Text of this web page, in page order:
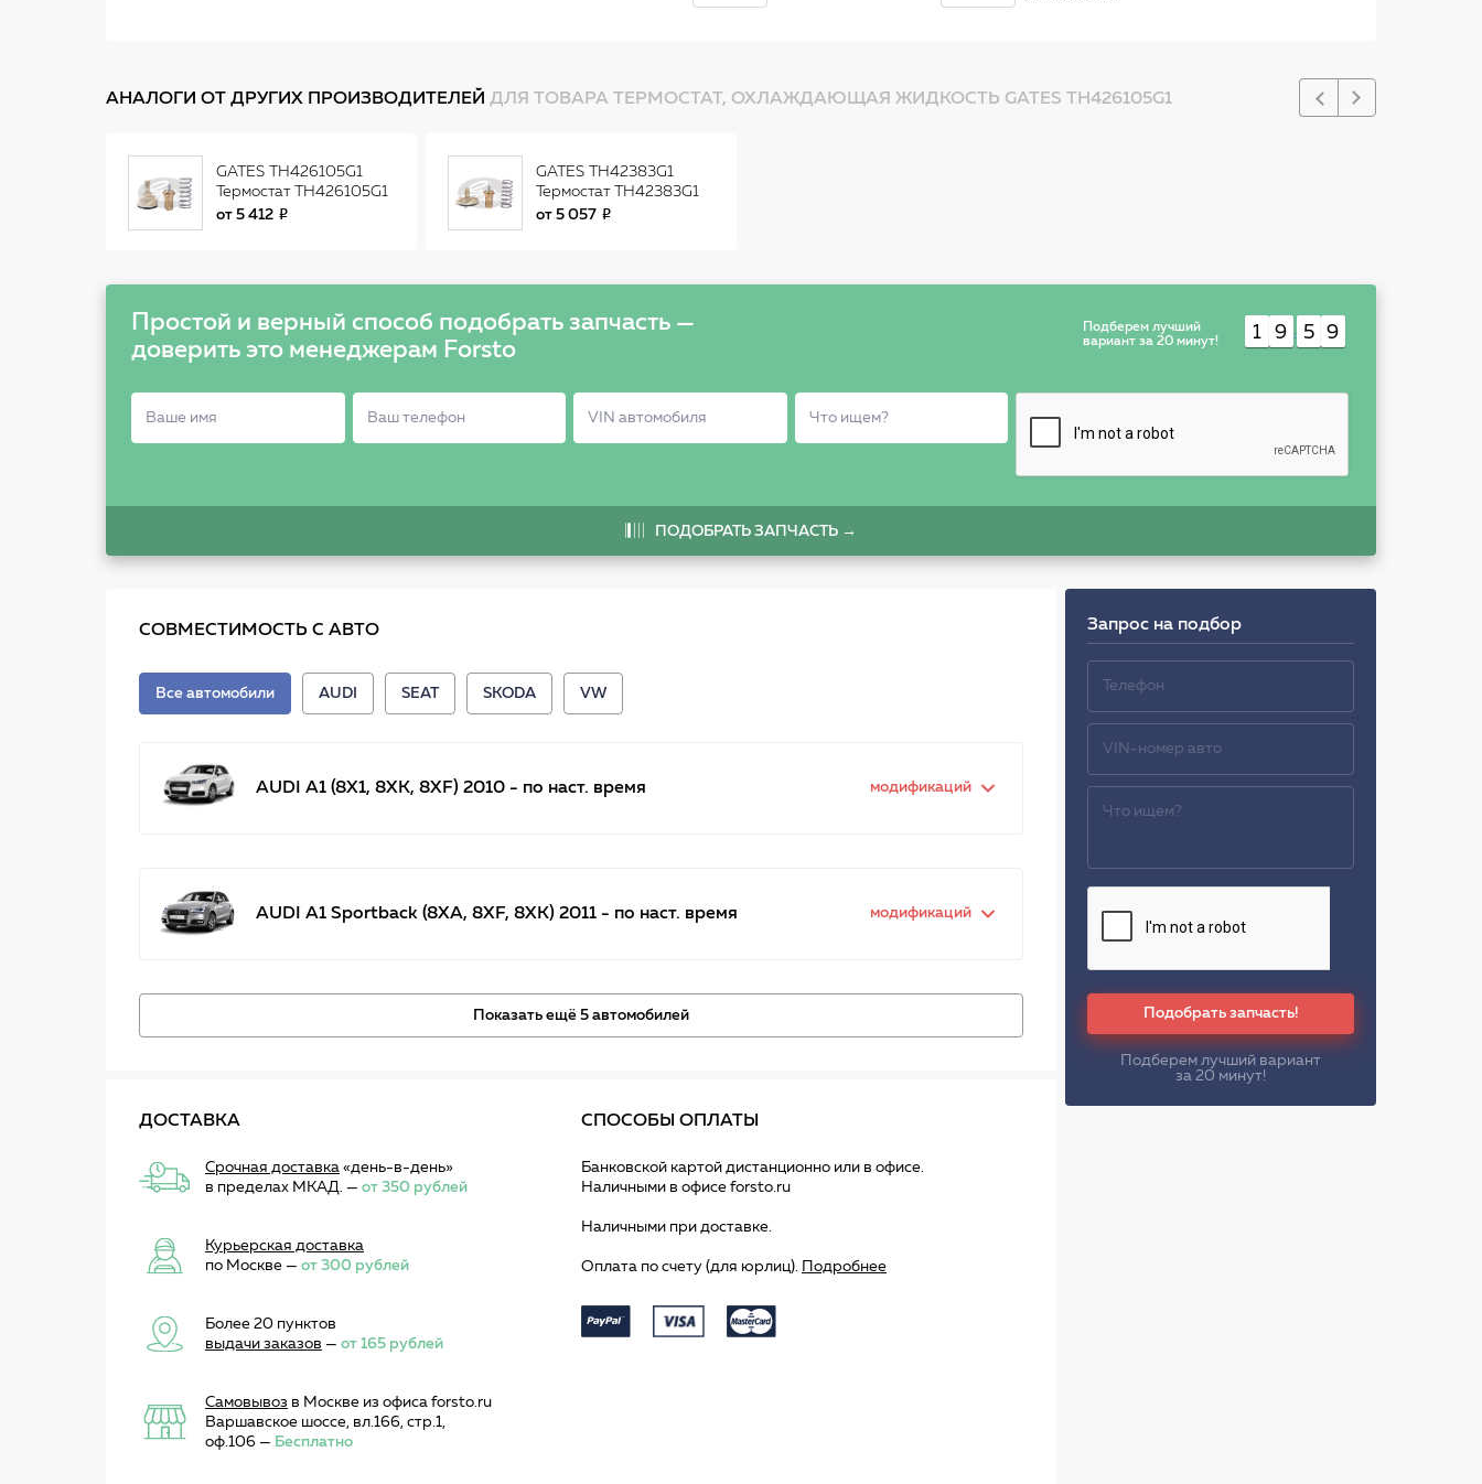
АНАЛОГИ ОТ ДРУГИХ ПРОИЗВОДИТЕЛЕЙ ДЛЯ ТОВАРА ТЕРМОСТАТ, ОХЛАЖДАЮЩАЯ ЖИДКОСТЬ GATES TH426105G1
GATES TH426105G1
Термостат TH426105G1
(7412-10594)
от 5 412
GATES TH42383G1
Термостат TH42383G1
(7412-10591)
от 5 057
Простой и верный способ подобрать запчасть —
доверить это менеджерам Forsto
Подберем лучший
вариант за 20 минут!
1 9 : 5 9
ПОДОБРАТЬ ЗАПЧАСТЬ →
СОВМЕСТИМОСТЬ С АВТО
Все автомобили AUDI SEAT SKODA VW
AUDI A1 (8X1, 8XK, 8XF) 2010 - по наст. время модификаций
AUDI A1 Sportback (8XA, 8XF, 8XK) 2011 - по наст. время модификаций
Показать ещё 5 автомобилей
ДОСТАВКА
Срочная доставка «день-в-день»
в пределах МКАД. — от 350 рублей
Курьерская доставка
по Москве — от 300 рублей
Более 20 пунктов
выдачи заказов — от 165 рублей
Самовывоз в Москве из офиса forsto.ru
Варшавское шоссе, вл.166, стр.1,
оф.106 — Бесплатно
СПОСОБЫ ОПЛАТЫ
Банковской картой дистанционно или в офисе.
Наличными в офисе forsto.ru
Наличными при доставке.
Оплата по счету (для юрлиц). Подробнее
Запрос на подбор
Подобрать запчасть!
Подберем лучший вариант
за 20 минут!